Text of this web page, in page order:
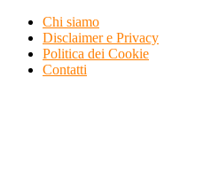
Skip
Content
Chi siamo
Disclaimer e Privacy
Politica dei Cookie
Contatti